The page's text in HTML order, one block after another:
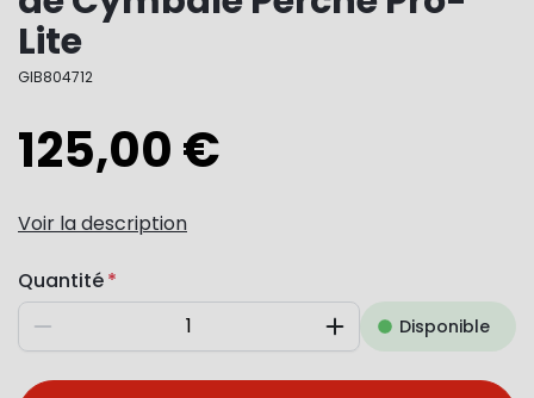
Lite
GIB804712
125,00 €
Voir la description
Quantité
Diminuer AugmenterDisponible